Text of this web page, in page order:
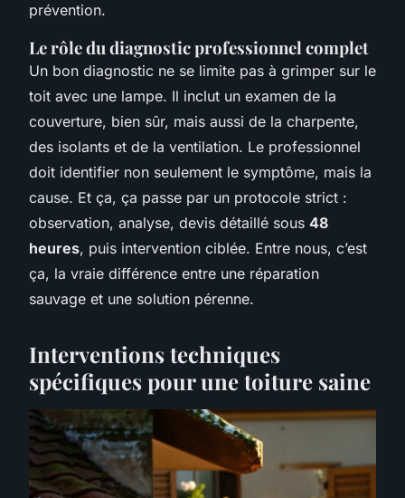
prévention.
Le rôle du diagnostic professionnel complet
Un bon diagnostic ne se limite pas à grimper sur le
toit avec une lampe. Il inclut un examen de la
couverture, bien sûr, mais aussi de la charpente,
des isolants et de la ventilation. Le professionnel
doit identifier non seulement le symptôme, mais la
cause. Et ça, ça passe par un protocole strict :
observation, analyse, devis détaillé sous 48
heures, puis intervention ciblée. Entre nous, c’est
ça, la vraie différence entre une réparation
sauvage et une solution pérenne.
Interventions techniques
spécifiques pour une toiture saine